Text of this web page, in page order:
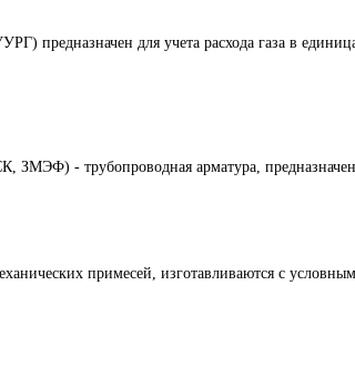
для учета расхода газа в
трубопроводная арматура,
примесей, изготавливаются с